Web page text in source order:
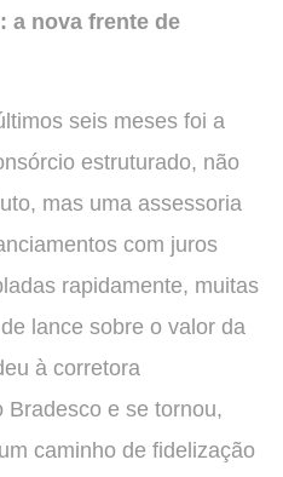
a nova frente de
seis meses foi a
estruturado, não
mas uma assessoria
com juros
rapidamente, muitas
lance sobre o valor da
à corretora
Bradesco e se tornou,
caminho de fidelização